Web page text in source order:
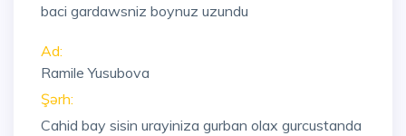
baci gardawsniz boynuz uzundu
Ad:
Ramile Yusubova
Şərh:
Cahid bay sisin urayiniza gurban olax gurcustanda